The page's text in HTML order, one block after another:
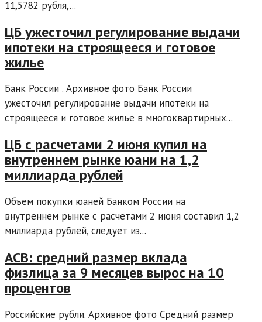
11,5782 рубля,...
ЦБ ужесточил регулирование выдачи
ипотеки на строящееся и готовое
жилье
Банк России . Архивное фото Банк России
ужесточил регулирование выдачи ипотеки на
строящееся и готовое жилье в многоквартирных...
ЦБ с расчетами 2 июня купил на
внутреннем рынке юани на 1,2
миллиарда рублей
Объем покупки юаней Банком России на
внутреннем рынке с расчетами 2 июня составил 1,2
миллиарда рублей, следует из...
АСВ: средний размер вклада
физлица за 9 месяцев вырос на 10
процентов
Российские рубли. Архивное фото Средний размер